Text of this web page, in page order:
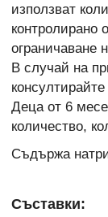
използват
контролирано
ограничаване
В случай на
Деца от 6
количество,
Съдържа
Съставки: